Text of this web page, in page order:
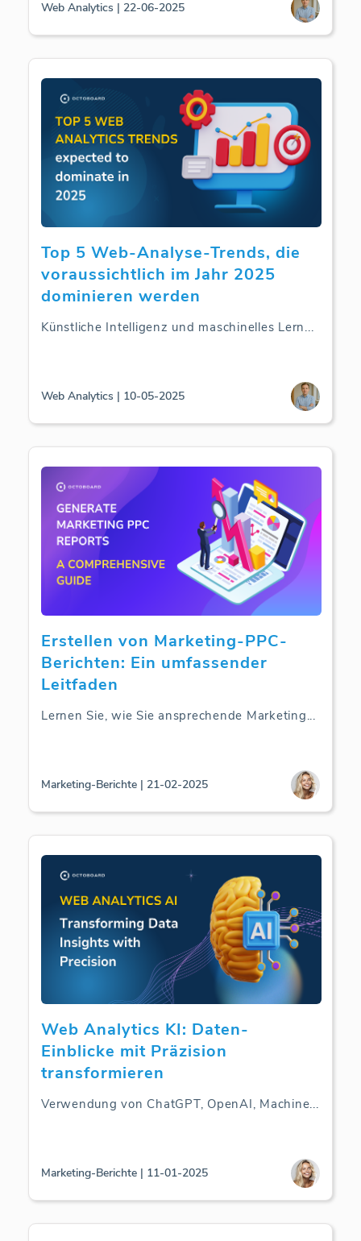
Web Analytics | 22-06-2025
Top 5 Web-Analyse-Trends, die
voraussichtlich im Jahr 2025
dominieren werden
Künstliche Intelligenz und maschinelles Lern...
Web Analytics | 10-05-2025
Erstellen von Marketing-PPC-
Berichten: Ein umfassender
Leitfaden
Lernen Sie, wie Sie ansprechende Marketing...
Marketing-Berichte | 21-02-2025
Web Analytics KI: Daten-
Einblicke mit Präzision
transformieren
Verwendung von ChatGPT, OpenAI, Machine...
Marketing-Berichte | 11-01-2025